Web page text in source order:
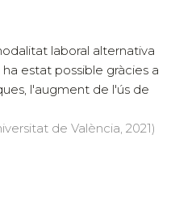
laboral alternativa
estat possible gràcies a
l'augment de l'ús de
de València, 2021)